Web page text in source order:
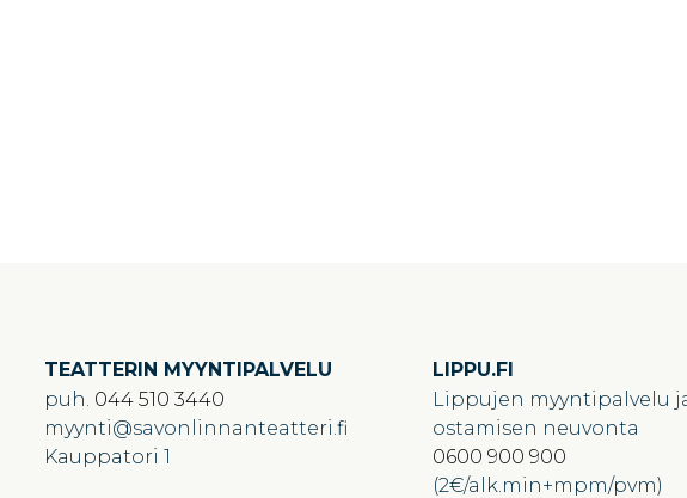
TEATTERIN MYYNTIPALVELU
puh. 044 510 3440
myynti
savonlinnanteatteri.fi
Kauppatori 1
LIPPU.FI
Lippujen myyntipalvelu
ostamisen neuvonta
0600 900 900
(2€/alk.min+mpm/pvm)